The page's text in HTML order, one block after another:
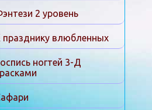
2 уровень
празднику влюбленных
ногтей 3-Д